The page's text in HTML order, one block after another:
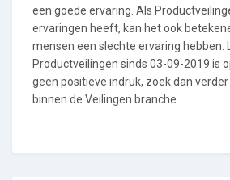
een goede ervaring. Als
ervaringen heeft, kan het ook
mensen een slechte ervaring hebben.
Productveilingen sinds 03-09-2019 is
geen positieve indruk, zoek dan
binnen de Veilingen branche.